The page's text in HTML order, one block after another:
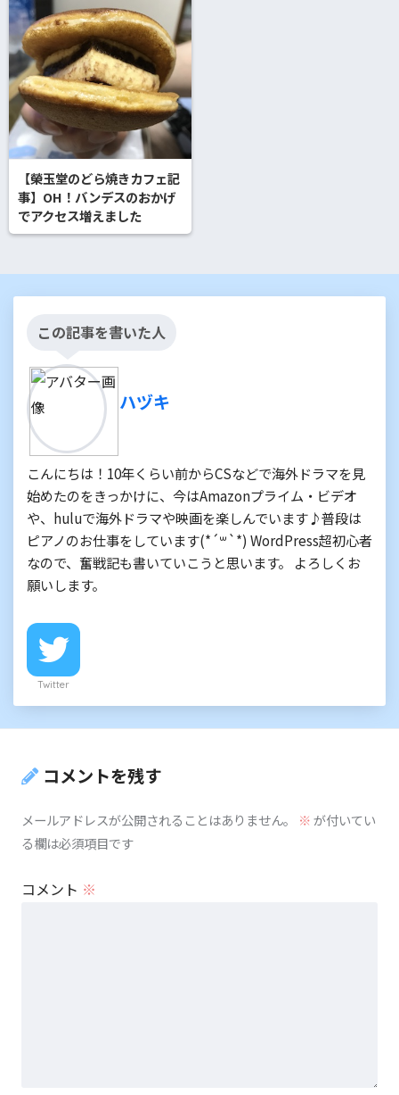
【榮玉堂のどら焼きカフェ記
事】OH！バンデスのおかげ
でアクセス増えました
この記事を書いた人
ハヅキ
こんにちは！10年くらい前からCSなどで海外ドラマを見
始めたのをきっかけに、今はAmazonプライム・ビデオ
や、huluで海外ドラマや映画を楽しんでいます♪普段は
ピアノのお仕事をしています(*´꒳`*) WordPress超初心者
なので、奮戦記も書いていこうと思います。 よろしくお
願いします。
Twitter
コメントを残す
メールアドレスが公開されることはありません。 ※が付いてい
る欄は必須項目です
コメント ※